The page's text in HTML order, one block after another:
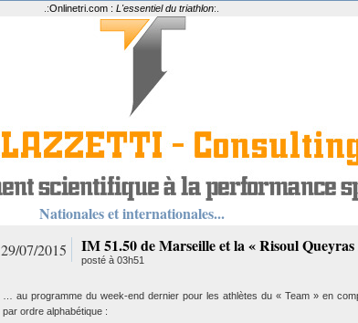
.:Onlinetri.com : L'essentiel du triathlon:.
Nationales et internationales...
29/07/2015 IM 51.50 de Marseille et la « Risoul
posté à 03h51
… au programme du week-end dernier pour les athlètes du « Team » en
par ordre alphabétique :